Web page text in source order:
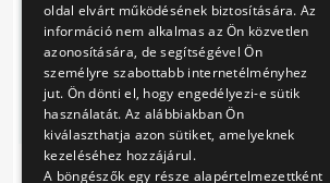
csökkentési
lehetőségeinek
szakértői vizsgálata
és tanulmányterv
készítése
oldal elvárt működésének biztosítására. Az
információ nem alkalmas az Ön közvetlen
azonosítására, de segítségével Ön
személyre szabottabb internetélményhez
jut. Ön dönti el, hogy engedélyezi-e sütik
használatát. Az alábbiakban Ön
kiválaszthatja azon sütiket, amelyeknek
kezeléséhez hozzájárul.
A böngészők egy része alapértelmezettként